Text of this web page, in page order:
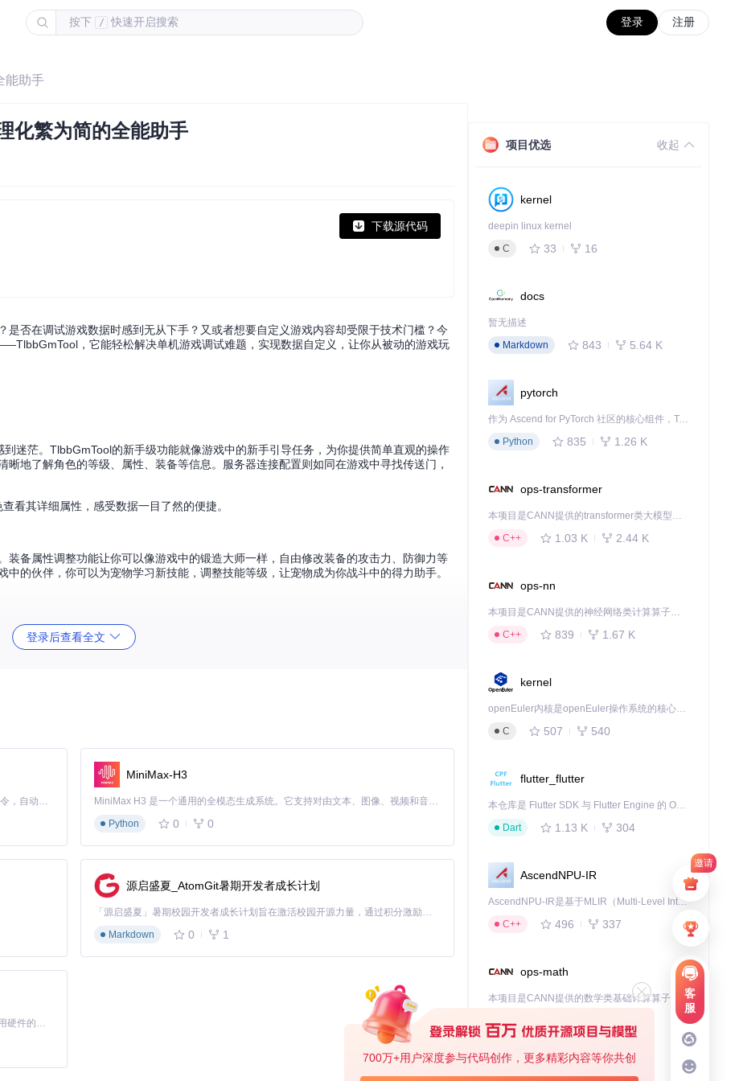
按下 / 快速开启搜索 登录 注册
邀请
客
服
700万+用户深度参与代码创作，更多精彩内容等你共创
能助手
化繁为简的全能助手
下载源代码
否在调试游戏数据时感到无从下手？又或者想要自定义游戏内容却受限于技术门槛？今
，它能轻松解决单机游戏调试难题，实现数据自定义，让你从被动的游戏玩
迷茫。TlbbGmTool的新手级功能就像游戏中的新手引导任务，为你提供简单直观的操作
地了解角色的等级、属性、装备等信息。服务器连接配置则如同在游戏中寻找传送门，
看其详细属性，感受数据一目了然的便捷。
备属性调整功能让你可以像游戏中的锻造大师一样，自由修改装备的攻击力、防御力等
的伙伴，你可以为宠物学习新技能，调整技能等级，让宠物成为你战斗中的得力助手。
查看装备属性的变化，体验自定义装备的乐趣。
游戏中完成该任务，验证修改是否生效。
进入角色编辑页面，选择需要调整属性的角色，在属性编辑区域修改相应的属性值，如
备信息。 执行：点击“新建装备”按钮，填写装备名称、类型、属性等信息，还可以上传自
登录后查看全文
Claude Code 的开源替代方案。连接任意大模型，编辑代码，运行命令，自动验证 — 全自动执行。用 Rust 构建，极致性能。 ｜ An open-source alternative to Claude Code. Connect any LLM, edit code, run commands, and verify changes — autonomously. Built in Rust for speed. Get Started
MiniMax-H3
MiniMax H3 是一个通用的全模态生成系统。它支持对由文本、图像、视频和音频组成的多模态上下文进行统一理解，并能生成分辨率高达 2K、时长可达 15 秒的带原生立体声音频的视频。得益于面向任务泛化的系统设计，H3 在预训练阶段就已具备广泛的多模态上下文理解与生成能力，能够出色地执行复杂的多模态指令。
Python
0 0
源启盛夏_AtomGit暑期开发者成长计划
「源启盛夏」暑期校园开发者成长计划旨在激活校园开源力量，通过积分激励、认证扶持、资源倾斜等形式，引导高校组织和开发者完成「入驻 — 建项目 — 做贡献 — 获认证 — 得资源」的完整闭环。无论你是想带领社团入驻平台的组织者，还是希望用代码贡献证明自己的开发者，都能在这里找到属于你的成长路径。
Markdown
0 1
基于Python的Xiaozhi AI，适用于想要完整Xiaozhi体验而无需拥有专用硬件的用户。
项目优选 收起
kernel
deepin linux kernel
C
33 16
docs
暂无描述
Markdown
843 5.64 K
pytorch
作为 Ascend for PyTorch 社区的核心组件，TorchNPU 是昇腾专为 PyTorch 打造的深度学习适配插件，使 PyTorch 框架能够直接调用昇腾 NPU，为开发者提供昇腾 AI 处理器的超强算力。
Python
835 1.26 K
ops-transformer
本项目是CANN提供的transformer类大模型算子库，实现网络在NPU上加速计算。
C++
1.03 K 2.44 K
ops-nn
本项目是CANN提供的神经网络类计算算子库，实现网络在NPU上加速计算。
C++
839 1.67 K
kernel
openEuler内核是openEuler操作系统的核心，既是系统性能与稳定性的基石，也是连接处理器、设备与服务的桥梁。
C
507 540
flutter_flutter
本仓库是 Flutter SDK 与 Flutter Engine 的 OpenHarmony 适配版本，由 CPF-Flutter 团队维护。开发者可使用熟悉的 Flutter 技术栈开发 OpenHarmony 应用，3.35.7 及以后的适配版本可基于本仓库源码构建支持 OpenHarmony 的 Flutter Engine。
Dart
1.13 K 304
AscendNPU-IR
AscendNPU-IR是基于MLIR（Multi-Level Intermediate Representation）构建的，面向昇腾亲和算子编译时使用的中间表示，提供昇腾完备表达能力，通过编译优化提升昇腾AI处理器计算效率，支持通过生态框架使能昇腾AI处理器与深度调优
C++
496 337
ops-math
C++
jiuwenswarm